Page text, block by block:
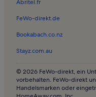
Abritel.fr
FeWo-direkt.de
Bookabach.co.nz
Stayz.com.au
© 2026 FeWo-direkt, ein
vorbehalten. FeWo-direkt
Handelsmarken oder